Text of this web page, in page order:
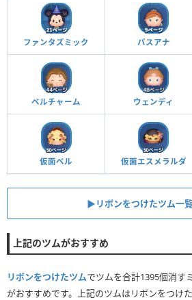
ファンタズミック バスアナ
ベルチャーム ウェンディ
仮面ベル 仮面エスメラルダ
▶リボンをつけたツム一
上記のツムがおすすめ
リボンをつけたツムでツムを合計1395個消す
がおすすめです。上記のツムはリボンをつけ